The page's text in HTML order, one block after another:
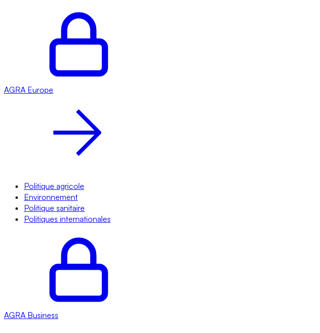
AGRA Europe
Politique agricole
Environnement
Politique sanitaire
Politiques internationales
AGRA Business